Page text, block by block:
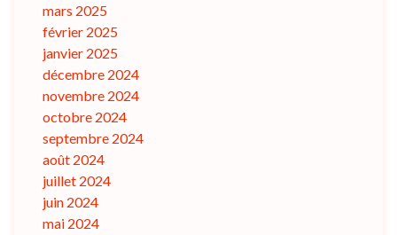
mars 2025
février 2025
janvier 2025
décembre 2024
novembre 2024
octobre 2024
septembre 2024
août 2024
juillet 2024
juin 2024
mai 2024